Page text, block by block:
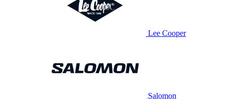
Lee Cooper
Salomon